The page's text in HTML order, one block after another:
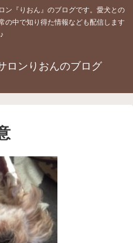
ン『りおん』のブログです。愛犬との
の中で知り得た情報なども配信します
♪
ロンりおんのブログ